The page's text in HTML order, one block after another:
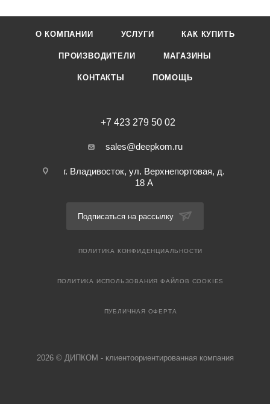
О КОМПАНИИ УСЛУГИ КАК КУПИТЬ
ПРОИЗВОДИТЕЛИ МАГАЗИНЫ
КОНТАКТЫ ПОМОЩЬ
+7 423 279 50 02
sales@deepkom.ru
г. Владивосток, ул. Верхнепортовая, д.
18 А
Подписаться на рассылку
ПОЛИТИКА КОНФИДЕНЦИАЛЬНОСТИ
ПОЛИТИКА ИСПОЛЬЗОВАНИЯ ФАЙЛОВ COOKIES
ПУБЛИЧНАЯ ОФЕРТА
2026 © ДИПКОМ - клиентоориентированная компания